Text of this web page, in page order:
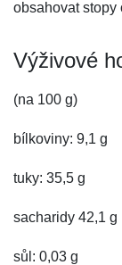
obsahovat stopy
Výživové
(na 100 g)
bílkoviny: 9,1 g
tuky: 35,5 g
sacharidy 42,1 g
sůl: 0,03 g